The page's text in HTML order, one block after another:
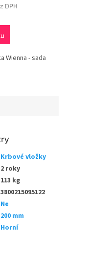
DPH
Wienna - sada
Krbové vložky
2 roky
113 kg
3800215095122
Ne
200 mm
Horní